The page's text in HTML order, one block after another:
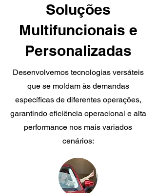
Soluções
Multifuncionais e
Personalizadas
Desenvolvemos tecnologias versáteis
que se moldam às demandas
específicas de diferentes operações,
garantindo eficiência operacional e alta
performance nos mais variados
cenários: